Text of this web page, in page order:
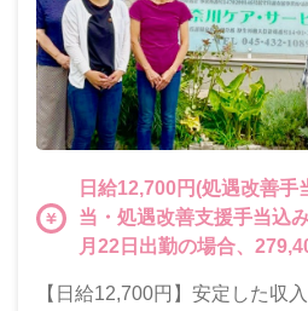
日給12,700円(処遇改善手
当・処遇改善支援手当込
月22日出勤の場合、
【日給12,700円】安定した収